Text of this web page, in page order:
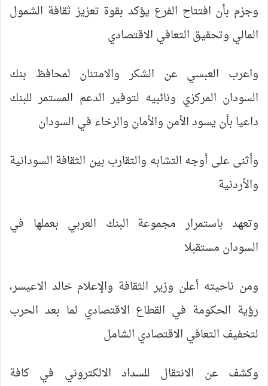
وجزم بأن افتتاح الفرع يؤكد بقوة تعزيز ثقافة الشمول
المالي وتحقيق التعافي الاقتصادي
واعرب العبسي عن الشكر والامتنان لمحافظ بنك
السودان المركزي ونائبيه لتوفير الدعم المستمر للبنك
داعيا بأن يسود الأمن والأمان والرخاء في السودان
وأثنى على أوجه التشابه والتقارب بين الثقافة السودانية
والأردنية
وتعهد باستمرار مجموعة البنك العربي بعملها في
السودان مستقبلا
ومن ناحيته أعلن وزير الثقافة والإعلام خالد الاعيسر،
رؤية الحكومة في القطاع الاقتصادي لما بعد الحرب
لتخفيف التعافي الاقتصادي الشامل
وكشف عن الانتقال للسداد الالكتروني في كافة